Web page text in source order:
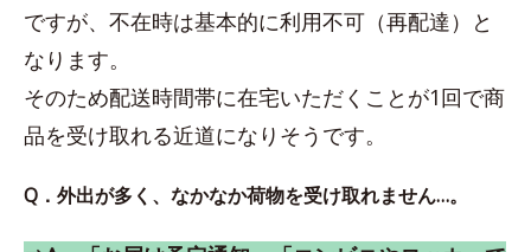
ですが、不在時は基本的に利用不可（再配達）と
なります。
そのため配送時間帯に在宅いただくことが1回で商
品を受け取れる近道になりそうです。
Q．外出が多く、なかなか荷物を受け取れません…。